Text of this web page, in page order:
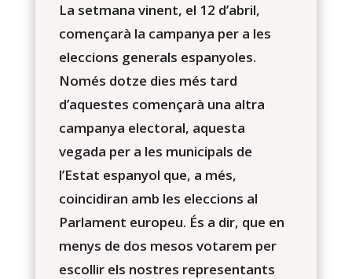
La setmana vinent, el 12 d’abril,
començarà la campanya per a les
eleccions generals espanyoles.
Només dotze dies més tard
d’aquestes començarà una altra
campanya electoral, aquesta
vegada per a les municipals de
l’Estat espanyol que, a més,
coincidiran amb les eleccions al
Parlament europeu. És a dir, que en
menys de dos mesos votarem per
escollir els nostres representants